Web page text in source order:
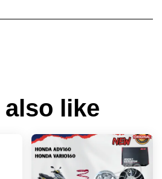
also like